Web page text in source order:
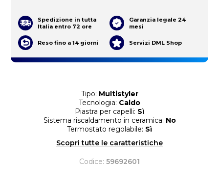
Tipo: Multistyler
Tecnologia: Caldo
Piastra per capelli: Sì
Sistema riscaldamento in ceramica: No
Termostato regolabile: Sì
Scopri tutte le caratteristiche
Codice: 59692601
Spedizione in tutta
Italia entro 72 ore
Garanzia legale 24
mesi
Reso fino a 14 giorni Servizi DML Shop